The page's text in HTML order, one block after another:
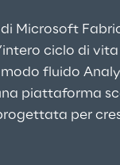
di Microsoft
ciclo di
fluido
piattaforma
per